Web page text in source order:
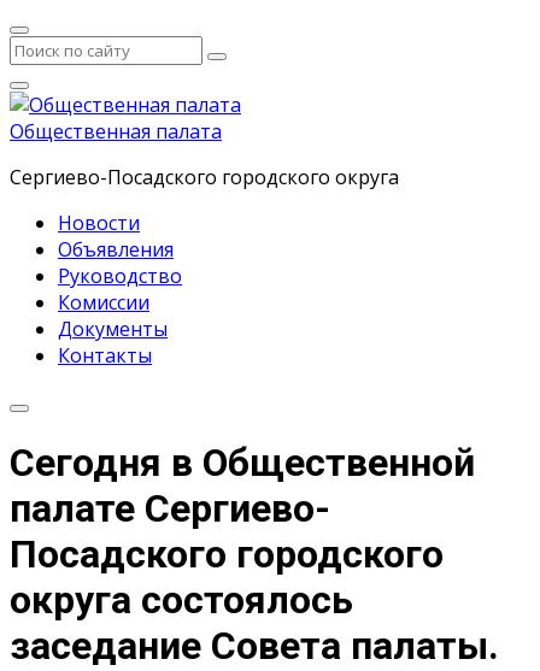
Общественная палата
Сергиево-Посадского городского округа
Новости
Объявления
Руководство
Комиссии
Документы
Контакты
Сегодня в Общественной
палате Сергиево-
Посадского городского
округа состоялось
заседание Совета палаты.